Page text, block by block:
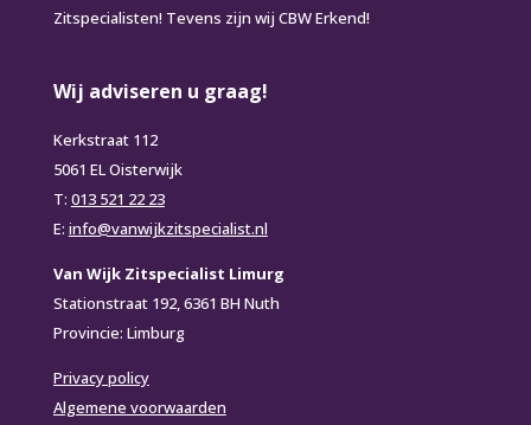
Zitspecialisten! Tevens zijn wij CBW Erkend!
Wij adviseren u graag!
Kerkstraat 112
5061 EL Oisterwijk
T: 013 521 22 23
E: info@vanwijkzitspecialist.nl
Van Wijk Zitspecialist Limurg
Stationstraat 192, 6361 BH Nuth
Provincie: Limburg
Privacy policy
Algemene voorwaarden